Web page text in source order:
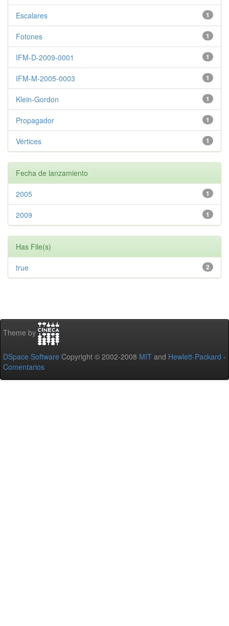
1
Escalares
1
Fotones
1
IFM-D-2009-0001
1
IFM-M-2005-0003
1
Klein-Gordon
1
Propagador
1
Vértices
Fecha de lanzamiento
1
2005
1
2009
Has File(s)
2
true
Theme by
DSpace Software Copyright © 2002-2008 MIT and Hewlett-Packard -
Comentarios